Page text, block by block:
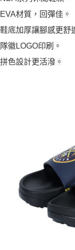
EVA材質，回彈佳。
鞋底加厚讓腳感更舒
隊徽LOGO印刷。
拼色設計更活潑。